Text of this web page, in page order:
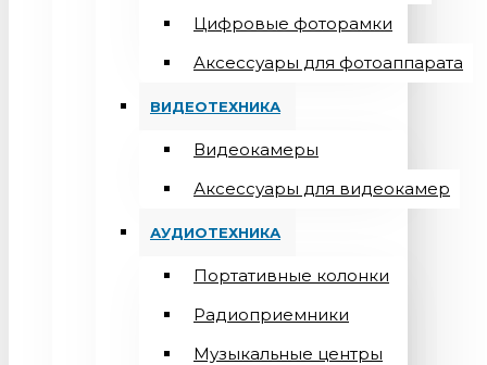
Цифровые фоторамки
Aксессуары для фотоаппарата
ВИДЕОТЕХНИКА
Видеокамеры
Аксессуары для видеокамер
АУДИОТЕХНИКА
Портативные колонки
Радиоприемники
Музыкальные центры